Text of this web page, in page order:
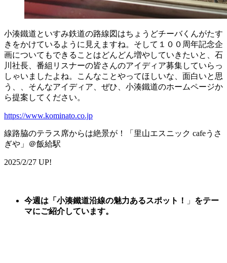
小湊鐵道といすみ鉄道の路線図はちょうどチーバくんがたす
きをかけているように見えますね。そして１００周年記念企
画についてもできることはどんどん増やしていきたいと、石
川社長、番組リスナーの皆さんのアイディア募集していらっ
しゃいましたよね。こんなことやってほしいな、面白いと思
う、、そんなアイディア、ぜひ、小湊鐵道のホームページか
ら提案してください。
https://www.kominato.co.jp
線路脇のテラス席からは絶景が！「里山エスニック cafeうさ
ぎや」＠飯給駅
2025/2/27 UP!
今週は 「 小湊鐵道沿線の魅力あるスポット ！ 」 をテー
マにご紹介しています。